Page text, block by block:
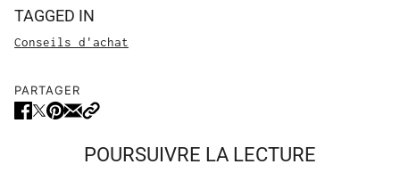
TAGGED IN
Conseils d'achat
PARTAGER
POURSUIVRE LA LECTURE